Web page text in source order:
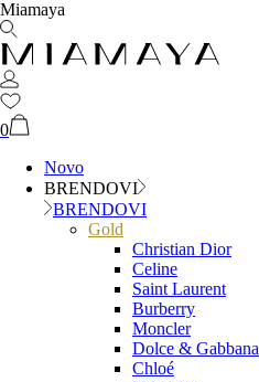
Miamaya
0
Novo
BRENDOVI
BRENDOVI
Gold
Christian Dior
Celine
Saint Laurent
Burberry
Moncler
Dolce & Gabbana
Chloé